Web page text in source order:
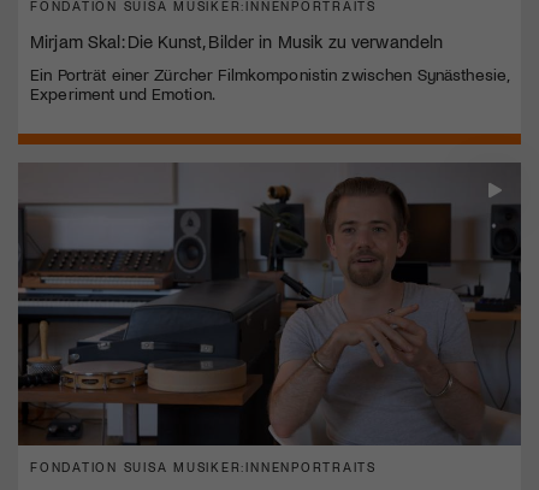
FONDATION SUISA MUSIKER:INNENPORTRAITS
Mirjam Skal: Die Kunst, Bilder in Musik zu verwandeln
Ein Porträt einer Zürcher Filmkomponistin zwischen Synästhesie,
Experiment und Emotion.
FONDATION SUISA MUSIKER:INNENPORTRAITS